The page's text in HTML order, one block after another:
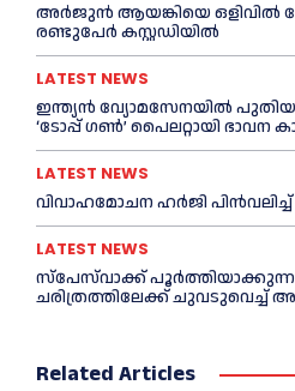
അര്‍ജുന്‍ ആയങ്കിയെ ഒളിവില്‍
രണ്ടുപേര്‍ കസ്റ്റഡിയില്‍
LATEST NEWS
ഇന്ത്യൻ വ്യോമസേനയില്‍ പുതിയ
‘ടോപ്പ് ഗണ്‍’ പൈലറ്റായി ഭാവന
LATEST NEWS
വിവാഹമോചന ഹര്‍ജി
LATEST NEWS
സ്‌പേസ്‌വാക്ക് പൂര്‍ത്തിയാക്കുന്ന
ചരിത്രത്തിലേക്ക് ചുവടുവെച്ച്‌
Related Articles